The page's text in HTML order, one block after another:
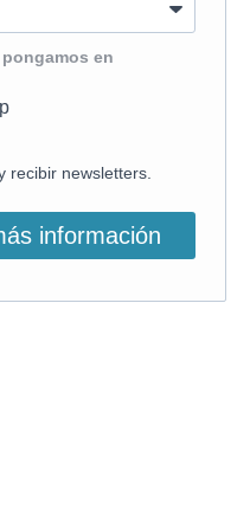
en
recibir newsletters.
información